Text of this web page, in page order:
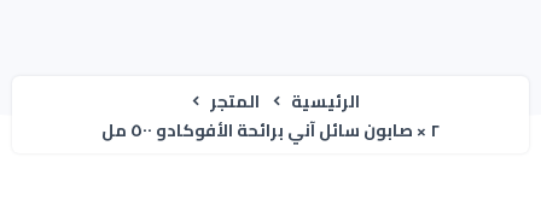
الرئيسية
المتجر
٢ × صابون سائل آني برائحة الأفوكادو ٥٠٠ مل